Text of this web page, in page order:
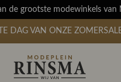
de grootste modewinkels van
DAG VAN ONZE